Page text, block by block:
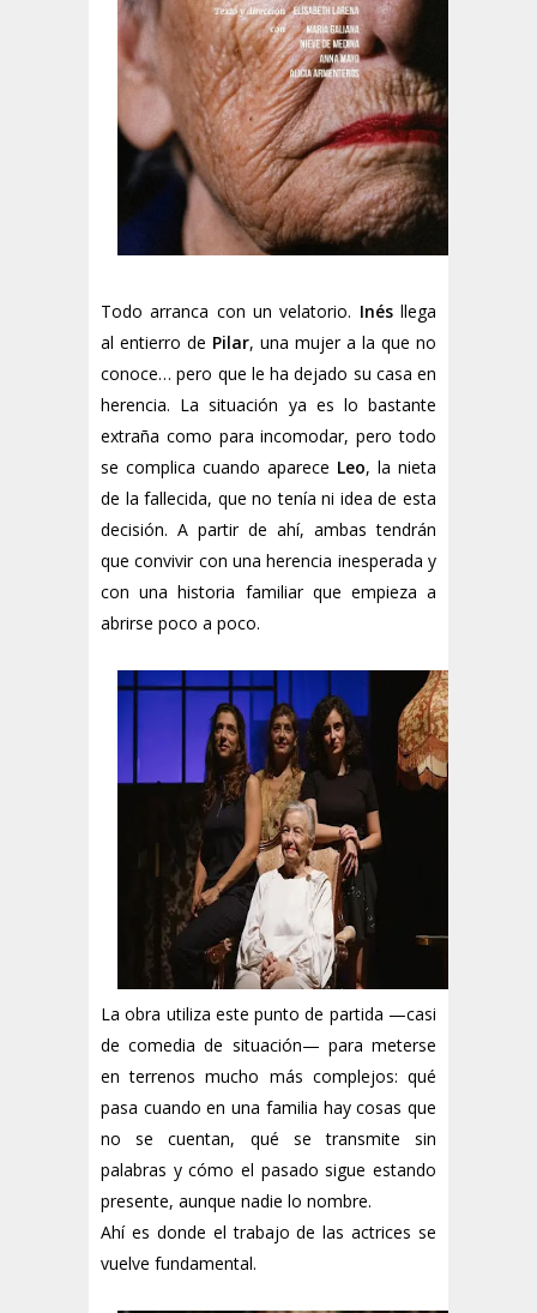
Todo arranca con un velatorio. Inésllega
al entierro de Pilar, una mujer a la que no
conoce… pero que le ha dejado su casa en
herencia. La situación ya es lo bastante
extraña como para incomodar, pero todo
se complica cuando aparece Leo, la nieta
de la fallecida, que no tenía ni idea de esta
decisión. A partir de ahí, ambas tendrán
que convivir con una herencia inesperada y
con una historia familiar que empieza a
abrirse poco a poco.
La obra utiliza este punto de partida —casi
de comedia de situación— para meterse
en terrenos mucho más complejos: qué
pasa cuando en una familia hay cosas que
no se cuentan, qué se transmite sin
palabras y cómo el pasado sigue estando
presente, aunque nadie lo nombre.
Ahí es donde el trabajo de las actrices se
vuelve fundamental.